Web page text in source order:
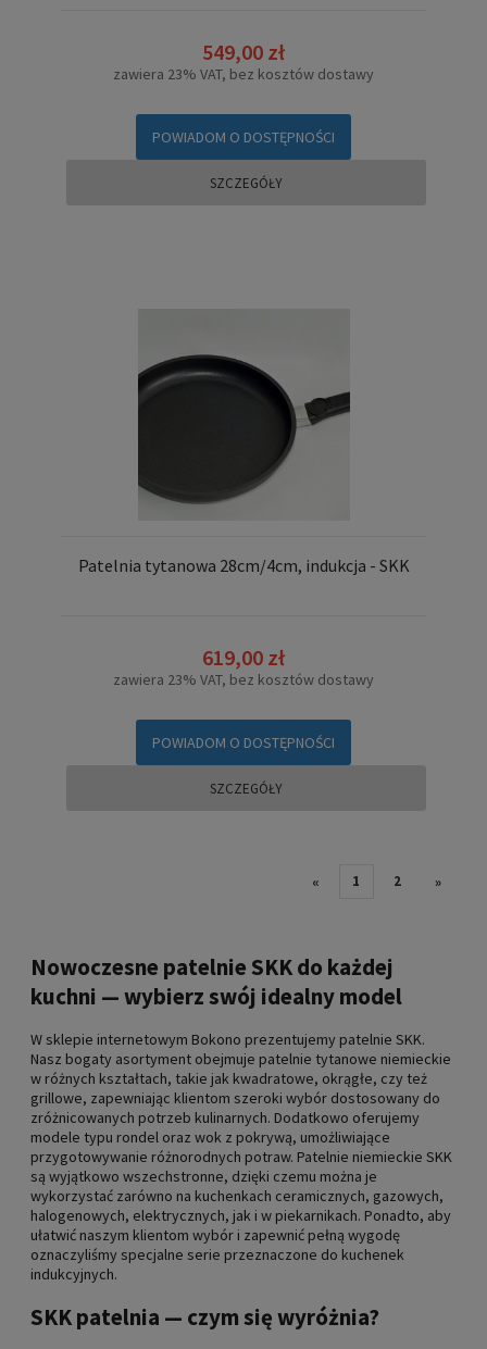
549,00 zł
zawiera 23% VAT, bez kosztów dostawy
POWIADOM O DOSTĘPNOŚCI
SZCZEGÓŁY
Patelnia tytanowa 28cm/4cm, indukcja - SKK
619,00 zł
zawiera 23% VAT, bez kosztów dostawy
POWIADOM O DOSTĘPNOŚCI
SZCZEGÓŁY
« 1 2 »
Nowoczesne patelnie SKK do każdej
kuchni — wybierz swój idealny model
W sklepie internetowym Bokono prezentujemy patelnie SKK.
Nasz bogaty asortyment obejmuje patelnie tytanowe niemieckie
w różnych kształtach, takie jak kwadratowe, okrągłe, czy też
grillowe, zapewniając klientom szeroki wybór dostosowany do
zróżnicowanych potrzeb kulinarnych. Dodatkowo oferujemy
modele typu rondel oraz wok z pokrywą, umożliwiające
przygotowywanie różnorodnych potraw. Patelnie niemieckie SKK
są wyjątkowo wszechstronne, dzięki czemu można je
wykorzystać zarówno na kuchenkach ceramicznych, gazowych,
halogenowych, elektrycznych, jak i w piekarnikach. Ponadto, aby
ułatwić naszym klientom wybór i zapewnić pełną wygodę
oznaczyliśmy specjalne serie przeznaczone do kuchenek
indukcyjnych.
SKK patelnia — czym się wyróżnia?